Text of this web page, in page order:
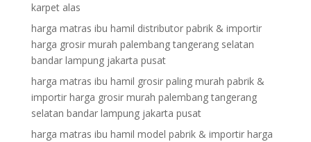
karpet alas
harga matras ibu hamil distributor pabrik & importir
harga grosir murah palembang tangerang selatan
bandar lampung jakarta pusat
harga matras ibu hamil grosir paling murah pabrik &
importir harga grosir murah palembang tangerang
selatan bandar lampung jakarta pusat
harga matras ibu hamil model pabrik & importir harga